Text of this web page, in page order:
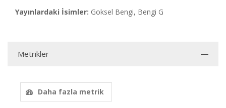
Yayınlardaki İsimler: Goksel Bengi, Bengi G
Metrikler
Daha fazla metrik